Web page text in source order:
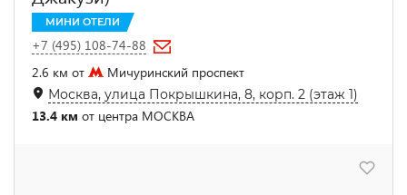
МИНИ ОТЕЛИ
+7 (495) 108-74-88
2.6 км от
Мичуринский проспект
Москва, улица Покрышкина, 8, корп. 2 (этаж 1)
13.4 км от центра МОСКВА